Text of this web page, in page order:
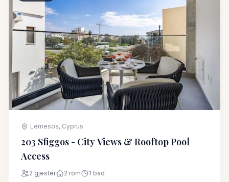
Lemesos, Cyprus
203 Sfiggos - City Views & Rooftop Pool
Access
2 gjester 2 rom 1 bad